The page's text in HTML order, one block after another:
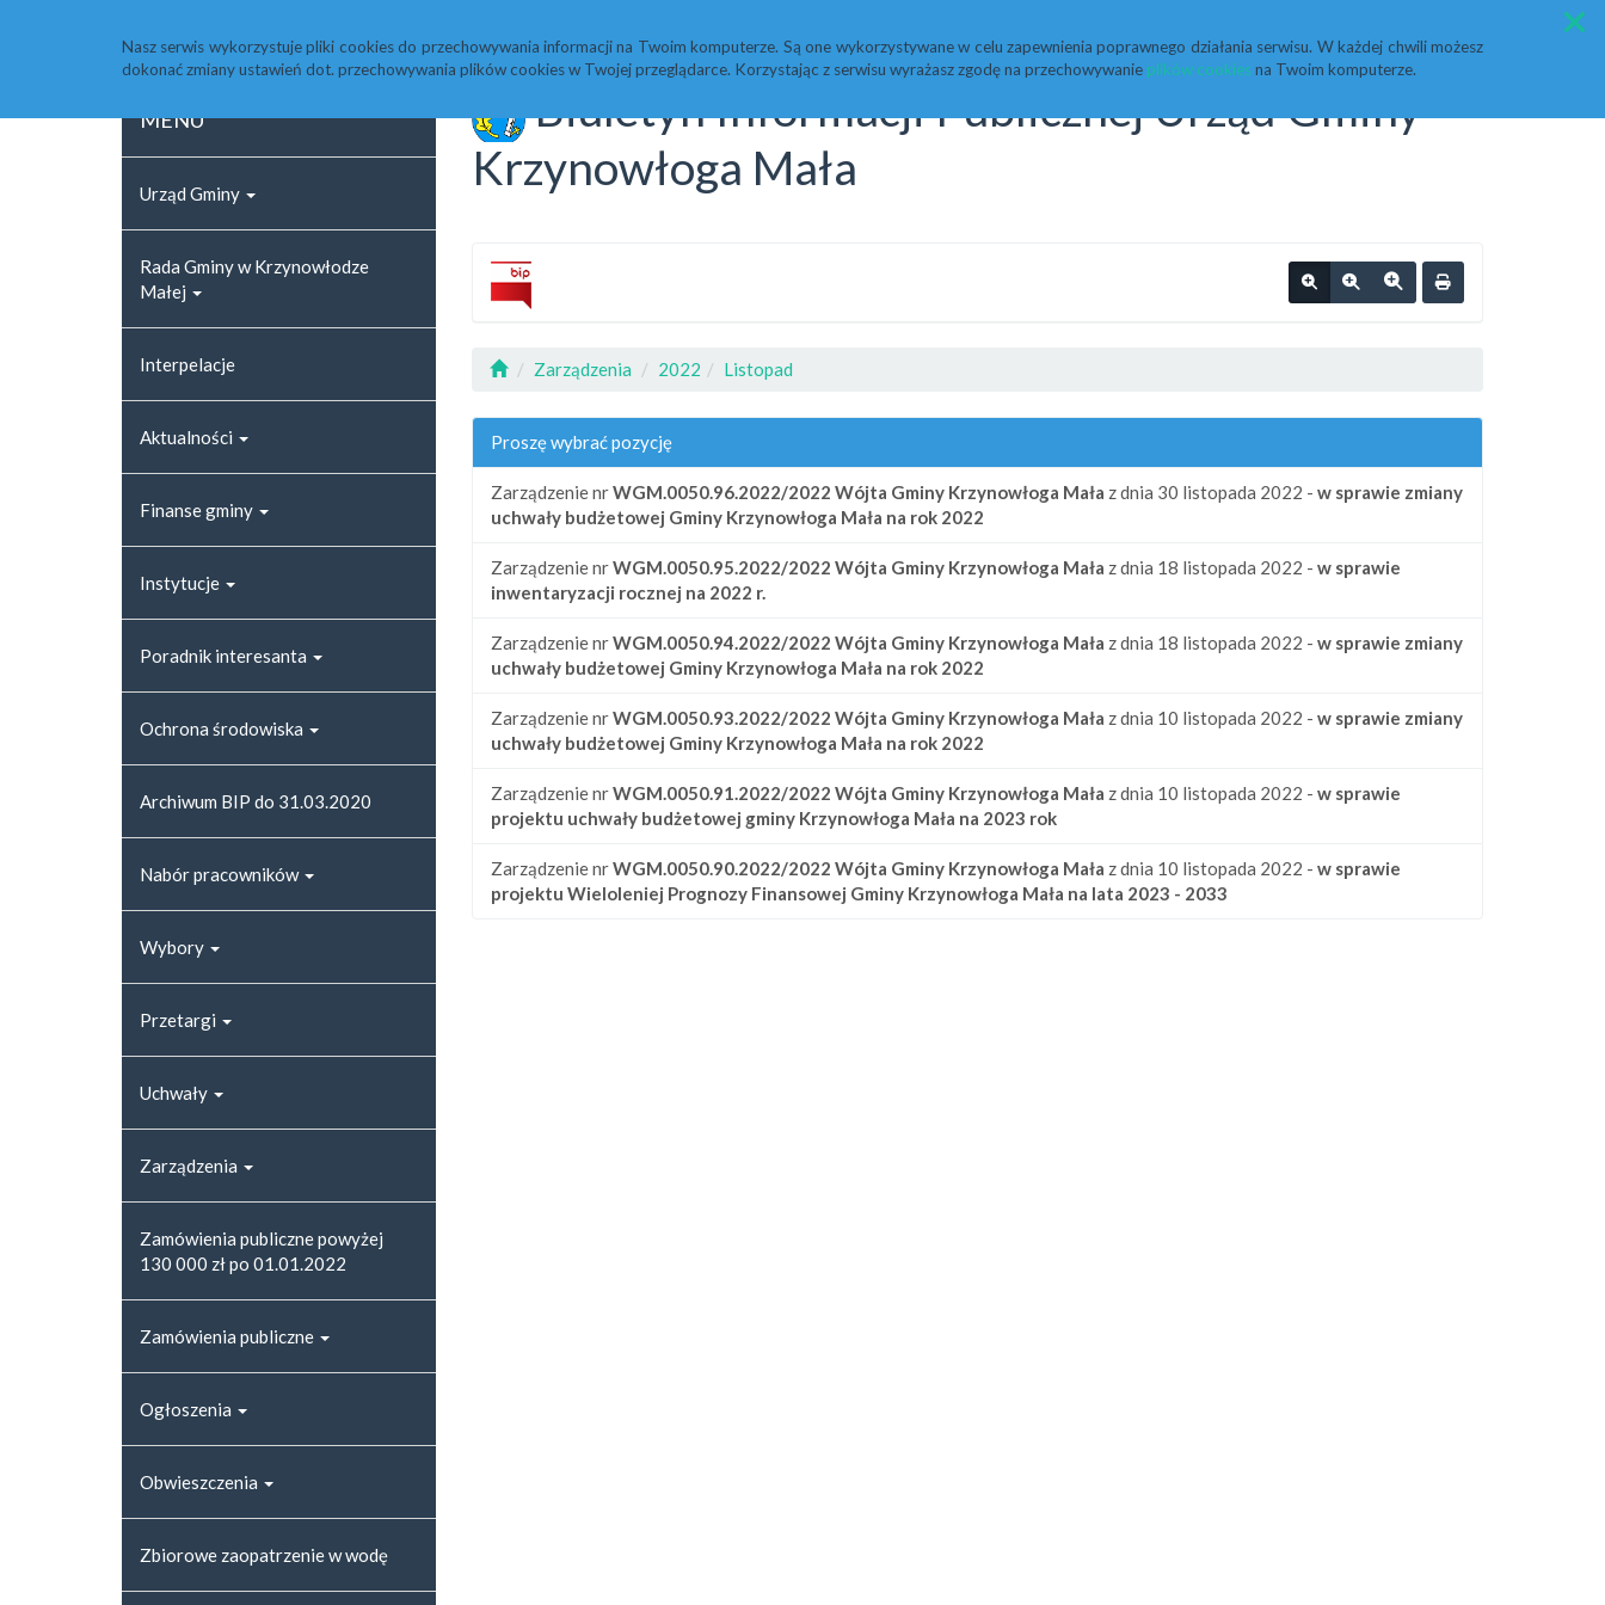
Nasz serwis wykorzystuje pliki cookies do przechowywania informacji na Twoim komputerze. Są one wykorzystywane w celu zapewnienia poprawnego działania serwisu. W każdej chwili możesz
dokonać zmiany ustawień dot. przechowywania plików cookies w Twojej przeglądarce. Korzystając z serwisu wyrażasz zgodę na przechowywanie plików cookiesna Twoim komputerze.
MENU
Urząd Gminy
Rada Gminy w Krzynowłodze
Małej
Interpelacje
Aktualności
Finanse gminy
Instytucje
Poradnik interesanta
Ochrona środowiska
Archiwum BIP do 31.03.2020
Nabór pracowników
Wybory
Przetargi
Uchwały
Zarządzenia
Zamówienia publiczne powyżej
130 000 zł po 01.01.2022
Zamówienia publiczne
Ogłoszenia
Obwieszczenia
Zbiorowe zaopatrzenie w wodę
Biuletyn Informacji Publicznej Urząd Gminy
Krzynowłoga Mała
Zarządzenia 2022 Listopad
Proszę wybrać pozycję
Zarządzenie nrWGM.0050.96.2022/2022 Wójta Gminy Krzynowłoga Mała z dnia 30 listopada 2022 - w sprawie zmiany
uchwały budżetowej Gminy Krzynowłoga Mała na rok 2022
Zarządzenie nrWGM.0050.95.2022/2022 Wójta Gminy Krzynowłoga Mała z dnia 18 listopada 2022 - w sprawie
inwentaryzacji rocznej na 2022 r.
Zarządzenie nrWGM.0050.94.2022/2022 Wójta Gminy Krzynowłoga Mała z dnia 18 listopada 2022 - w sprawie zmiany
uchwały budżetowej Gminy Krzynowłoga Mała na rok 2022
Zarządzenie nrWGM.0050.93.2022/2022 Wójta Gminy Krzynowłoga Mała z dnia 10 listopada 2022 - w sprawie zmiany
uchwały budżetowej Gminy Krzynowłoga Mała na rok 2022
Zarządzenie nrWGM.0050.91.2022/2022 Wójta Gminy Krzynowłoga Mała z dnia 10 listopada 2022 - w sprawie
projektu uchwały budżetowej gminy Krzynowłoga Mała na 2023 rok
Zarządzenie nrWGM.0050.90.2022/2022 Wójta Gminy Krzynowłoga Mała z dnia 10 listopada 2022 - w sprawie
projektu Wieloleniej Prognozy Finansowej Gminy Krzynowłoga Mała na lata 2023 - 2033